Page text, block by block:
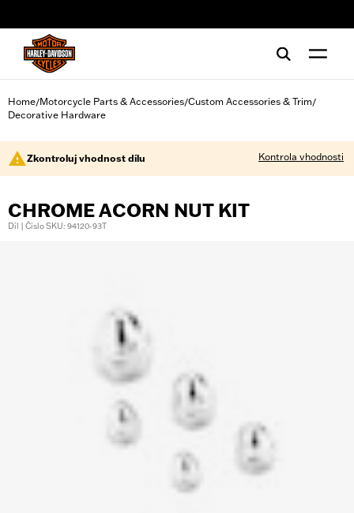
Home/Motorcycle Parts & Accessories/Custom Accessories & Trim/
Decorative Hardware
Zkontroluj vhodnost dílu Kontrola vhodnosti
CHROME ACORN NUT KIT
Díl | Číslo SKU: 94120-93T